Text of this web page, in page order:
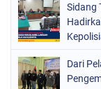
Sidang
Dari